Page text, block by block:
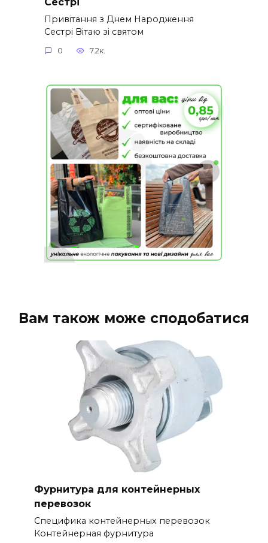
Привітання з Днем Народження
Сестрі Вітаю зі святом
0 7.2к.
Вам також може сподобатися
Фурнитура для контейнерных
перевозок
Специфика контейнерных перевозок
Контейнерная фурнитура